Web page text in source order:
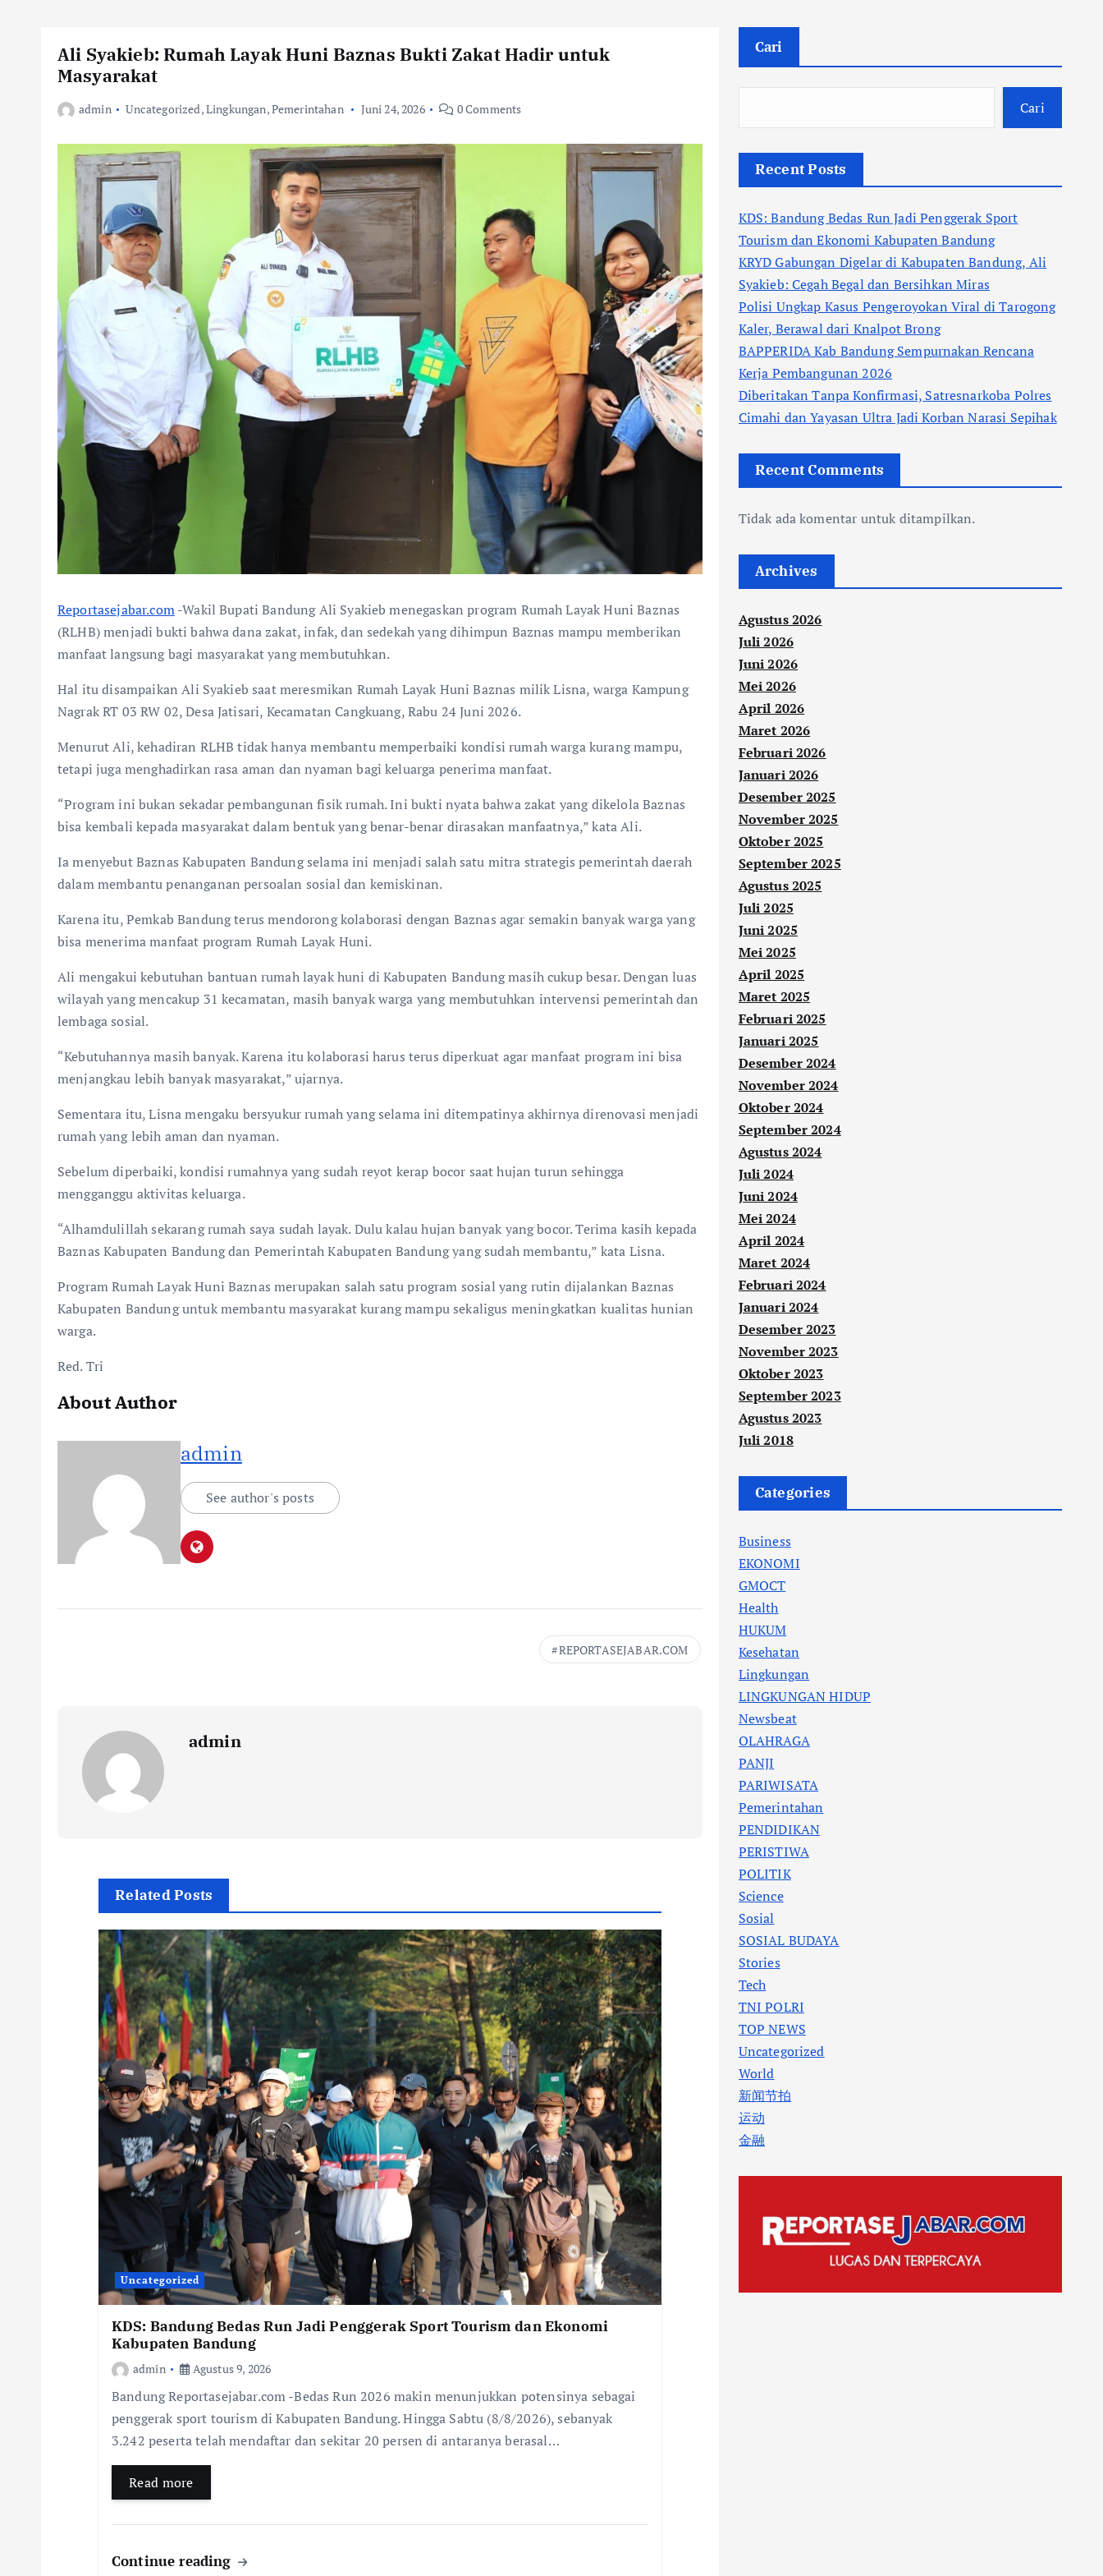
Ali Syakieb: Rumah Layak Huni Baznas Bukti Zakat Hadir untuk
Masyarakat
admin Uncategorized,Lingkungan,Pemerintahan Juni 24, 2026 0 Comments
Reportasejabar.com-Wakil Bupati Bandung Ali Syakieb menegaskan program Rumah Layak Huni Baznas
(RLHB) menjadi bukti bahwa dana zakat, infak, dan sedekah yang dihimpun Baznas mampu memberikan
manfaat langsung bagi masyarakat yang membutuhkan.
Hal itu disampaikan Ali Syakieb saat meresmikan Rumah Layak Huni Baznas milik Lisna, warga Kampung
Nagrak RT 03 RW 02, Desa Jatisari, Kecamatan Cangkuang, Rabu 24 Juni 2026.
Menurut Ali, kehadiran RLHB tidak hanya membantu memperbaiki kondisi rumah warga kurang mampu,
tetapi juga menghadirkan rasa aman dan nyaman bagi keluarga penerima manfaat.
“Program ini bukan sekadar pembangunan fisik rumah. Ini bukti nyata bahwa zakat yang dikelola Baznas
bisa kembali kepada masyarakat dalam bentuk yang benar-benar dirasakan manfaatnya,” kata Ali.
Ia menyebut Baznas Kabupaten Bandung selama ini menjadi salah satu mitra strategis pemerintah daerah
dalam membantu penanganan persoalan sosial dan kemiskinan.
Karena itu, Pemkab Bandung terus mendorong kolaborasi dengan Baznas agar semakin banyak warga yang
bisa menerima manfaat program Rumah Layak Huni.
Ali mengakui kebutuhan bantuan rumah layak huni di Kabupaten Bandung masih cukup besar. Dengan luas
wilayah yang mencakup 31 kecamatan, masih banyak warga yang membutuhkan intervensi pemerintah dan
lembaga sosial.
“Kebutuhannya masih banyak. Karena itu kolaborasi harus terus diperkuat agar manfaat program ini bisa
menjangkau lebih banyak masyarakat,” ujarnya.
Sementara itu, Lisna mengaku bersyukur rumah yang selama ini ditempatinya akhirnya direnovasi menjadi
rumah yang lebih aman dan nyaman.
Sebelum diperbaiki, kondisi rumahnya yang sudah reyot kerap bocor saat hujan turun sehingga
mengganggu aktivitas keluarga.
“Alhamdulillah sekarang rumah saya sudah layak. Dulu kalau hujan banyak yang bocor. Terima kasih kepada
Baznas Kabupaten Bandung dan Pemerintah Kabupaten Bandung yang sudah membantu,” kata Lisna.
Program Rumah Layak Huni Baznas merupakan salah satu program sosial yang rutin dijalankan Baznas
Kabupaten Bandung untuk membantu masyarakat kurang mampu sekaligus meningkatkan kualitas hunian
warga.
Red. Tri
About Author
admin
See author's posts
REPORTASEJABAR.COM
admin
Related Posts
Uncategorized
KDS: Bandung Bedas Run Jadi Penggerak Sport Tourism dan Ekonomi
Kabupaten Bandung
admin Agustus 9, 2026
Bandung Reportasejabar.com -Bedas Run 2026 makin menunjukkan potensinya sebagai
penggerak sport tourism di Kabupaten Bandung. Hingga Sabtu (8/8/2026), sebanyak
3.242 peserta telah mendaftar dan sekitar 20 persen di antaranya berasal…
Read more
Continue reading
Cari
Cari
Recent Posts
KDS: Bandung Bedas Run Jadi Penggerak Sport
Tourism dan Ekonomi Kabupaten Bandung
KRYD Gabungan Digelar di Kabupaten Bandung, Ali
Syakieb: Cegah Begal dan Bersihkan Miras
Polisi Ungkap Kasus Pengeroyokan Viral di Tarogong
Kaler, Berawal dari Knalpot Brong
BAPPERIDA Kab Bandung Sempurnakan Rencana
Kerja Pembangunan 2026
Diberitakan Tanpa Konfirmasi, Satresnarkoba Polres
Cimahi dan Yayasan Ultra Jadi Korban Narasi Sepihak
Recent Comments
Tidak ada komentar untuk ditampilkan.
Archives
Agustus 2026
Juli 2026
Juni 2026
Mei 2026
April 2026
Maret 2026
Februari 2026
Januari 2026
Desember 2025
November 2025
Oktober 2025
September 2025
Agustus 2025
Juli 2025
Juni 2025
Mei 2025
April 2025
Maret 2025
Februari 2025
Januari 2025
Desember 2024
November 2024
Oktober 2024
September 2024
Agustus 2024
Juli 2024
Juni 2024
Mei 2024
April 2024
Maret 2024
Februari 2024
Januari 2024
Desember 2023
November 2023
Oktober 2023
September 2023
Agustus 2023
Juli 2018
Categories
Business
EKONOMI
GMOCT
Health
HUKUM
Kesehatan
Lingkungan
LINGKUNGAN HIDUP
Newsbeat
OLAHRAGA
PANJI
PARIWISATA
Pemerintahan
PENDIDIKAN
PERISTIWA
POLITIK
Science
Sosial
SOSIAL BUDAYA
Stories
Tech
TNI POLRI
TOP NEWS
Uncategorized
World
新闻节拍
运动
金融